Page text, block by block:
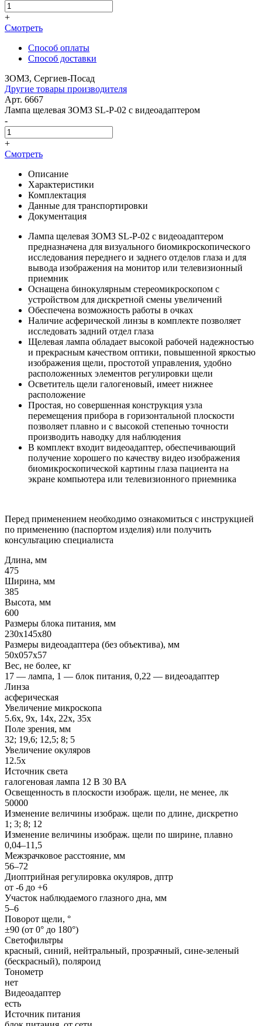
+
Смотреть
Способ оплаты
Способ доставки
ЗОМЗ, Сергиев-Посад
Другие товары производителя
Арт. 6667
Лампа щелевая ЗОМЗ SL-P-02 с видеоадаптером
-
+
Смотреть
Описание
Характеристики
Комплектация
Данные для транспортировки
Документация
Лампа щелевая ЗОМЗ SL-P-02 с видеоадаптером
предназначена для визуального биомикроскопического
исследования переднего и заднего отделов глаза и для
вывода изображения на монитор или телевизионный
приемник
Оснащена бинокулярным стереомикроскопом с
устройством для дискретной смены увеличений
Обеспечена возможность работы в очках
Наличие асферической линзы в комплекте позволяет
исследовать задний отдел глаза
Щелевая лампа обладает высокой рабочей надежностью
и прекрасным качеством оптики, повышенной яркостью
изображения щели, простотой управления, удобно
расположенных элементов регулировки щели
Осветитель щели галогеновый, имеет нижнее
расположение
Простая, но совершенная конструкция узла
перемещения прибора в горизонтальной плоскости
позволяет плавно и с высокой степенью точности
производить наводку для наблюдения
В комплект входит видеоадаптер, обеспечивающий
получение хорошего по качеству видео изображения
биомикроскопической картины глаза пациента на
экране компьютера или телевизионного приемника
Перед применением необходимо ознакомиться с инструкцией
по применению (паспортом изделия) или получить
консультацию специалиста
Длина, мм
475
Ширина, мм
385
Высота, мм
600
Размеры блока питания, мм
230x145x80
Размеры видеоадаптера (без объектива), мм
50x057x57
Вес, не более, кг
17 — лампа, 1 — блок питания, 0,22 — видеоадаптер
Линза
асферическая
Увеличение микроскопа
5.6x, 9x, 14x, 22x, 35x
Поле зрения, мм
32; 19,6; 12,5; 8; 5
Увеличение окуляров
12.5x
Источник света
галогеновая лампа 12 В 30 ВА
Освещенность в плоскости изображ. щели, не менее, лк
50000
Изменение величины изображ. щели по длине, дискретно
1; 3; 8; 12
Изменение величины изображ. щели по ширине, плавно
0,04–11,5
Межзрачковое расстояние, мм
56–72
Диоптрийная регулировка окуляров, дптр
от -6 до +6
Участок наблюдаемого глазного дна, мм
5–6
Поворот щели, °
±90 (от 0° до 180°)
Светофильтры
красный, синий, нейтральный, прозрачный, сине-зеленый
(бескрасный), поляроид
Тонометр
нет
Видеоадаптер
есть
Источник питания